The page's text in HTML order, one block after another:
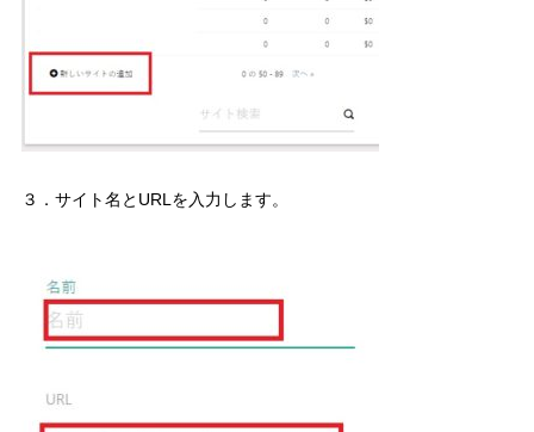
３．サイト名とURLを入力します。